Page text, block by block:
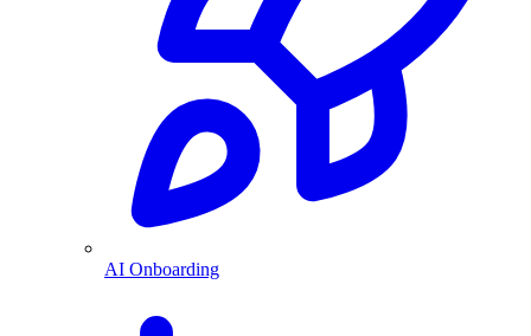
AI Onboarding